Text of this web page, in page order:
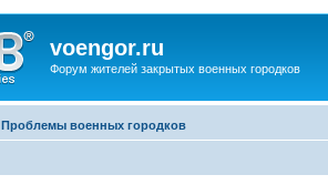
voengor.ru
Форум жителей закрытых военных городков
Проблемы военных городков